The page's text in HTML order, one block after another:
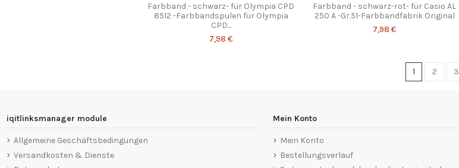
Farbband - schwarz- für Olympia CPD
8512 -Farbbandspulen für Olympia
CPD...
7,98 €
Farbband - schwarz-rot- für Casio AL
250 A -Gr.51-Farbbandfabrik Original
7,98 €
1 2 3
iqitlinksmanager module
Allgemeine Geschäftsbedingungen
Versandkosten & Dienste
Mein Konto
Mein Konto
Bestellungsverlauf